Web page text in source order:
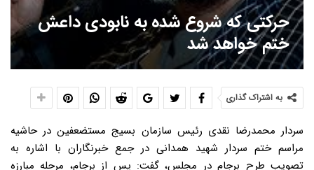
حرکتی که شروع شده به نابودی داعش
ختم خواهد شد
به اشتراک گذاری
سردار محمدرضا نقدی رئیس سازمان بسیج مستضعفین در حاشیه
مراسم ختم سردار شهید همدانی در جمع خبرنگاران با اشاره به
تصویب طرح برجام در مجلس، گفت: پس از برجام، مرحله مبارزه